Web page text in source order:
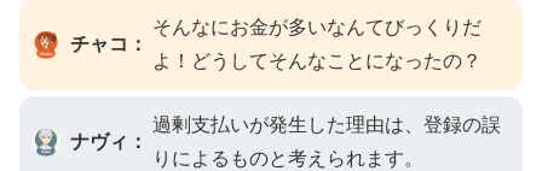
チャコ：
そんなにお金が多いなんてびっくりだ
よ！どうしてそんなことになったの？
ナヴィ：
過剰支払いが発生した理由は、登録の誤
りによるものと考えられます。